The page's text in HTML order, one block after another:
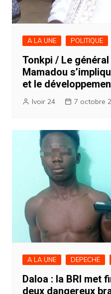
A LA UNE POLITIQUE
Tonkpi / Le
Mamadou
et le
Ivoir 24 7 octobre
A LA UNE DEPECHE
Daloa : la BRI met
deux dangereux